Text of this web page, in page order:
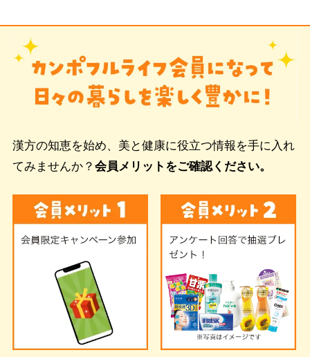
漢方の知恵を始め、美と健康に役立つ情報を手に入れ
てみませんか？ 会員メリットをご確認ください。